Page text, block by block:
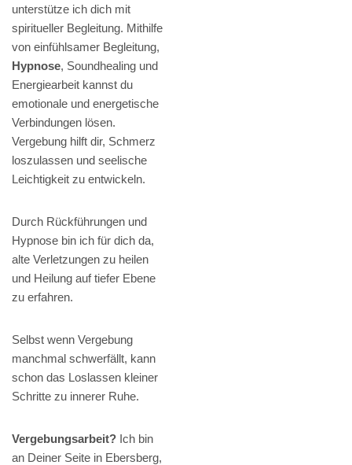
unterstütze ich dich mit
spiritueller Begleitung. Mithilfe
von einfühlsamer Begleitung,
Hypnose, Soundhealing und
Energiearbeit kannst du
emotionale und energetische
Verbindungen lösen.
Vergebung hilft dir, Schmerz
loszulassen und seelische
Leichtigkeit zu entwickeln.
Durch Rückführungen und
Hypnose bin ich für dich da,
alte Verletzungen zu heilen
und Heilung auf tiefer Ebene
zu erfahren.
Selbst wenn Vergebung
manchmal schwerfällt, kann
schon das Loslassen kleiner
Schritte zu innerer Ruhe.
Vergebungsarbeit? Ich bin
an Deiner Seite in Ebersberg,